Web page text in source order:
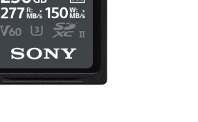
SF-M256T UHS-II SDXC